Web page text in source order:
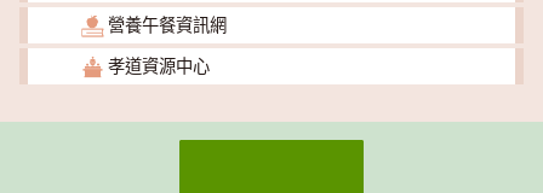
營養午餐資訊網
孝道資源中心